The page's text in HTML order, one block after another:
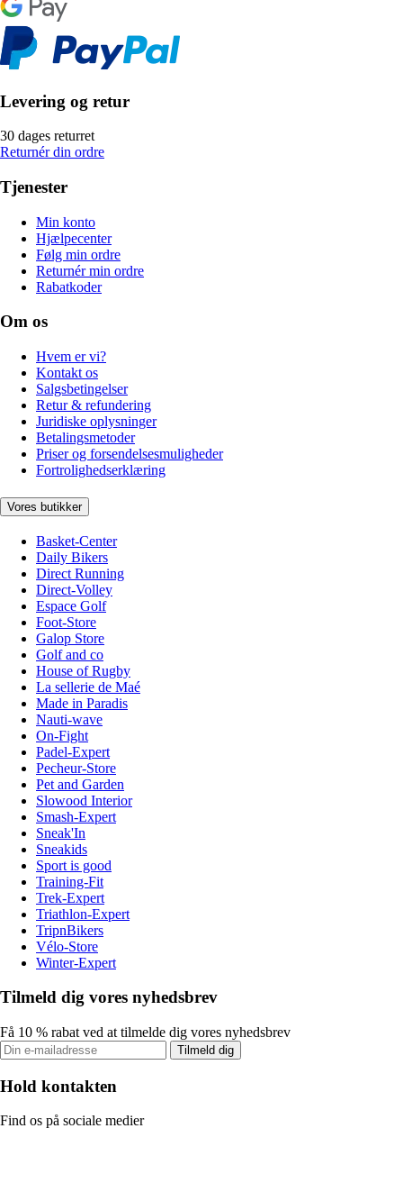
Levering og retur
30 dages returret
Returnér din ordre
Tjenester
Min konto
Hjælpecenter
Følg min ordre
Returnér min ordre
Rabatkoder
Om os
Hvem er vi?
Kontakt os
Salgsbetingelser
Retur & refundering
Juridiske oplysninger
Betalingsmetoder
Priser og forsendelsesmuligheder
Fortrolighedserklæring
Vores butikker
Basket-Center
Daily Bikers
Direct Running
Direct-Volley
Espace Golf
Foot-Store
Galop Store
Golf and co
House of Rugby
La sellerie de Maé
Made in Paradis
Nauti-wave
On-Fight
Padel-Expert
Pecheur-Store
Pet and Garden
Slowood Interior
Smash-Expert
Sneak'In
Sneakids
Sport is good
Training-Fit
Trek-Expert
Triathlon-Expert
TripnBikers
Vélo-Store
Winter-Expert
Tilmeld dig vores nyhedsbrev
Få 10 % rabat ved at tilmelde dig vores nyhedsbrev
Tilmeld dig
Hold kontakten
Find os på sociale medier